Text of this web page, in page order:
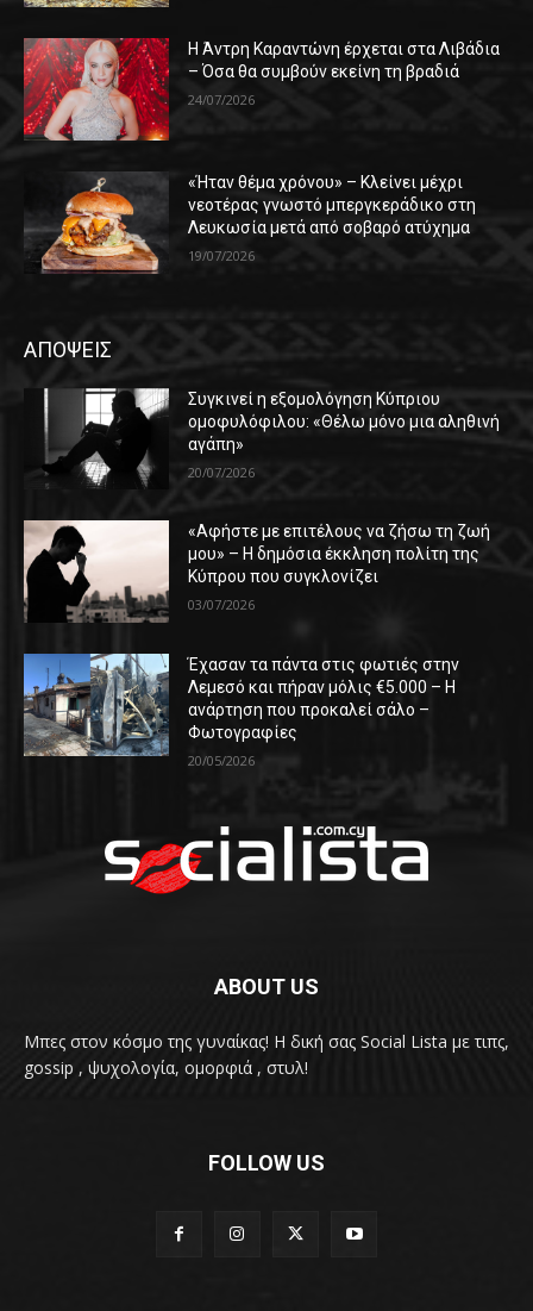
Η Άντρη Καραντώνη έρχεται στα Λιβάδια
– Όσα θα συμβούν εκείνη τη βραδιά
24/07/2026
«Ήταν θέμα χρόνου» – Κλείνει μέχρι
νεοτέρας γνωστό μπεργκεράδικο στη
Λευκωσία μετά από σοβαρό ατύχημα
19/07/2026
ΑΠΟΨΕΙΣ
Συγκινεί η εξομολόγηση Κύπριου
ομοφυλόφιλου: «Θέλω μόνο μια αληθινή
αγάπη»
20/07/2026
«Αφήστε με επιτέλους να ζήσω τη ζωή
μου» – Η δημόσια έκκληση πολίτη της
Κύπρου που συγκλονίζει
03/07/2026
Έχασαν τα πάντα στις φωτιές στην
Λεμεσό και πήραν μόλις €5.000 – Η
ανάρτηση που προκαλεί σάλο –
Φωτογραφίες
20/05/2026
ABOUT US
Μπες στον κόσμο της γυναίκας! H δική σας Social Lista με τιπς,
gossip , ψυχολογία, ομορφιά , στυλ!
FOLLOW US